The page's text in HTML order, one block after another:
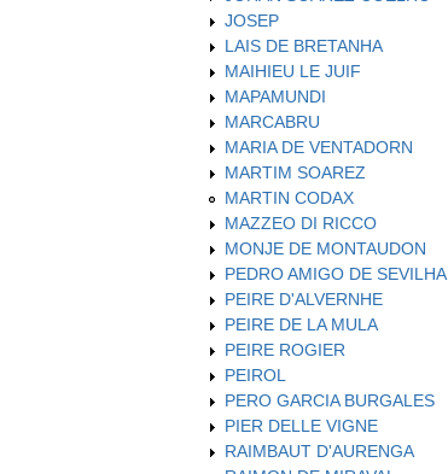
JOSEP
LAIS DE BRETANHA
MAIHIEU LE JUIF
MAPAMUNDI
MARCABRU
MARIA DE VENTADORN
MARTIM SOAREZ
MARTIN CODAX
MAZZEO DI RICCO
MONJE DE MONTAUDON
PEDRO AMIGO DE SEVILHA
PEIRE D'ALVERNHE
PEIRE DE LA MULA
PEIRE ROGIER
PEIROL
PERO GARCIA BURGALES
PIER DELLE VIGNE
RAIMBAUT D'AURENGA